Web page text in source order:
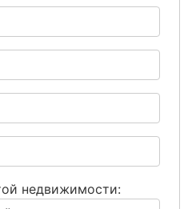
недвижимости: